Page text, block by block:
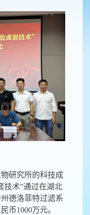
研究所的科技成
技术”通过在湖北
德洛菲特过滤系
币1000万元。